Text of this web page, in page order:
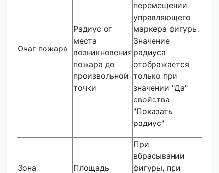
Очаг пожара
Радиус от
места
возникновения
пожара до
произвольной
точки
перемещении
управляющего
маркера фигуры.
Значение
радиуса
отображается
только при
значении "Да"
свойства
"Показать
радиус"
Зона
Площадь
При
вбрасывании
фигуры, при